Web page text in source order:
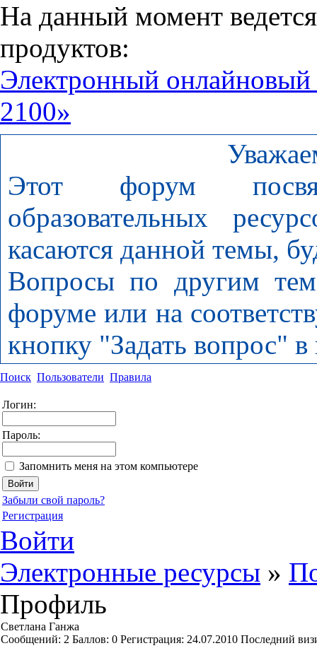
На данный момент
продуктов:
Электронный
2100»
Этот форум
образовательных
касаются данной темы,
Вопросы по другим
форуме или на
кнопку "Задать вопрос"
Поиск Пользователи Правила
Логин:
Пароль:
Запомнить меня на этом компьютере
Забыли свой пароль?
Регистрация
Войти
Электронные ресурсы »
Профиль
Светлана Ганжа
Cообщений: 2 Баллов: 0 Регистрация: 24.07.2010 Последний